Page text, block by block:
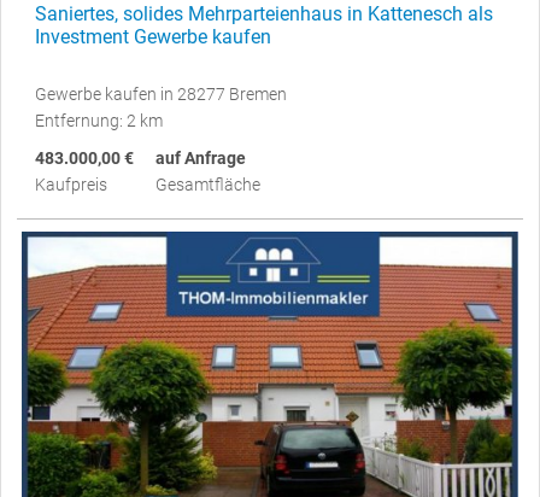
Saniertes, solides Mehrparteienhaus in Kattenesch als
Investment Gewerbe kaufen
Gewerbe kaufen in 28277 Bremen
Entfernung: 2 km
483.000,00 €
Kaufpreis
auf Anfrage
Gesamtfläche